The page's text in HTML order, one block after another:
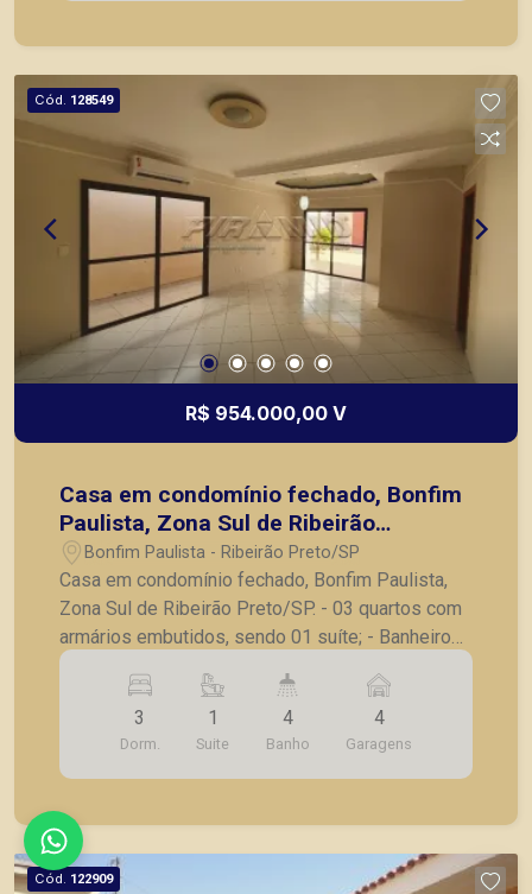
Cód. 128549
R$ 954.000,00 V
Casa em condomínio fechado, Bonfim
Paulista, Zona Sul de Ribeirão
Preto/SP.
Bonfim Paulista - Ribeirão Preto/SP
Casa em condomínio fechado, Bonfim Paulista,
Zona Sul de Ribeirão Preto/SP. - 03 quartos com
armários embutidos, sendo 01 suíte; - Banheiro
social completo; - Lavabo; - Sala para 02
ambientes; - Varanda gourmet com churrasqueira;
- Cozinha planejada; - Lavanderia; - Quarto de
serviço; - Banheiro de serviço; - 04 vagas de
garagem. A Piramid tem como objetivo atender
seus clientes com agilidade e segurança, em
locação, vendas de imóveis prontos, usados ou
mesmo nos principais lançamentos da cidade de
3
Dorm.
1
Suite
4
Banho
4
Garagens
Cód. 122909